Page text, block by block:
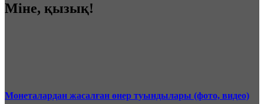
Міне, қызық!
Монеталардан жасалған өнер туындылары (фото, видео)